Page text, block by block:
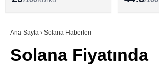
SÖZLÜK
Ana Sayfa › Solana Haberleri
Solana Fiyatında